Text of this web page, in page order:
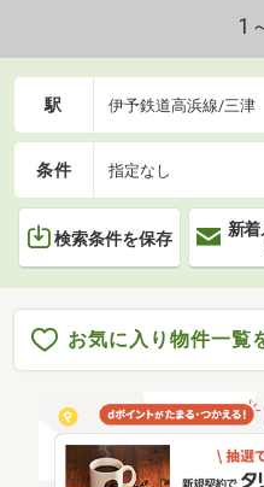
ますので、詳しくは
1
駅 伊予鉄道高浜線/三津
条件 指定なし
検索条件を保存
新着
お気に入り物件一覧